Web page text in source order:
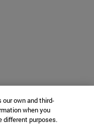
own and third-
when you
different purposes.